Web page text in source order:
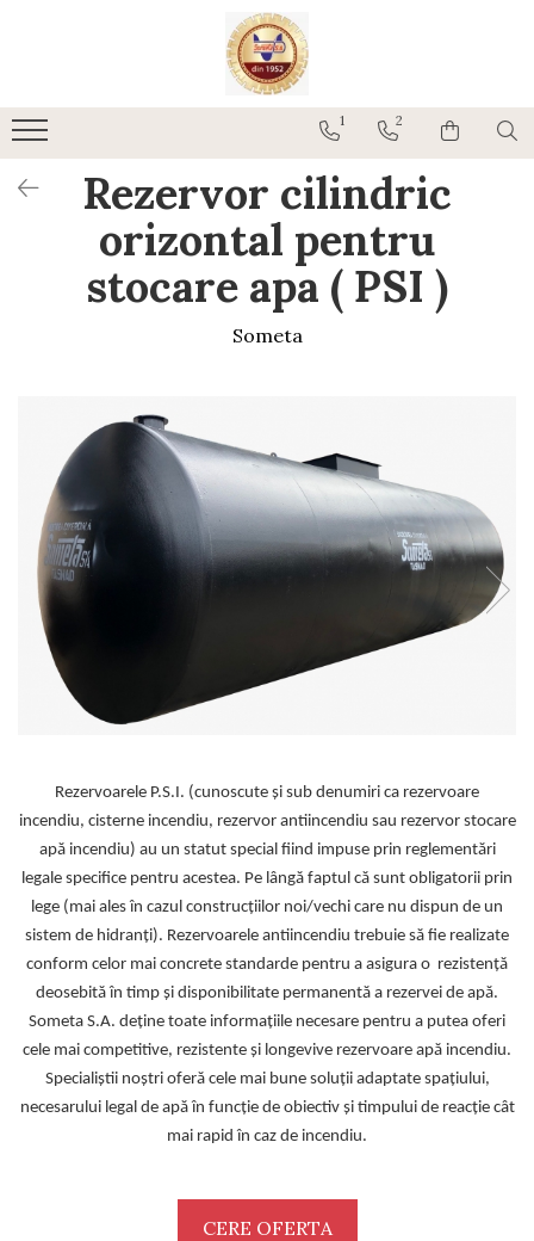
Rezervoare Combustibil
Rezervoare cu CUVA
Rezervoare subterane cu pereti
dubli
Rezervoare cu SEI
Rezervore stocare APA
1 2
Rezervor cilindric
orizontal pentru
stocare apa ( PSI )
Someta
Rezervoarele P.S.I. (cunoscute și sub denumiri ca rezervoare
incendiu, cisterne incendiu, rezervor antiincendiu sau rezervor stocare
apă incendiu) au un statut special fiind impuse prin reglementări
legale specifice pentru acestea. Pe lângă faptul că sunt obligatorii prin
lege (mai ales în cazul construcțiilor noi/vechi care nu dispun de un
sistem de hidranți). Rezervoarele antiincendiu trebuie să fie realizate
conform celor mai concrete standarde pentru a asigura o rezistență
deosebită în timp și disponibilitate permanentă a rezervei de apă.
Someta S.A. deține toate informațiile necesare pentru a putea oferi
cele mai competitive, rezistente și longevive rezervoare apă incendiu.
Specialiștii noștri oferă cele mai bune soluții adaptate spațiului,
necesarului legal de apă în funcție de obiectiv și timpului de reacție cât
mai rapid în caz de incendiu.
CERE OFERTA